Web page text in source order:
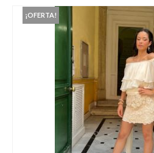
Cinturones
Colgantes
Collares y gargantillas
Conjunto de sombrero y
Coronas
Cuellos
¡OFERTA!